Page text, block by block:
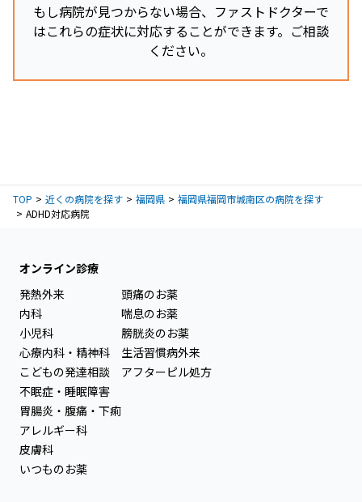
もし病院が見つからない場合、ファストドクターで
はこれらの症状に対応することができます。ご相談
ください。
TOP 近くの病院を探す 福岡県
福岡県福岡市城南区の病院を探す
ADHD対応病院
オンライン診療
発熱外来
内科
小児科
心療内科・精神科
こどもの発達相談
不眠症・睡眠障害
胃腸炎・腹痛・下痢
アレルギー科
皮膚科
いつものお薬
頭痛のお薬
喘息のお薬
膀胱炎のお薬
生活習慣病外来
アフターピル処方